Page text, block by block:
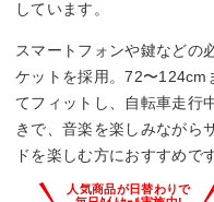
しています。
スマートフォンや鍵などの
ケットを採用。72〜124cm
てフィットし、自転車走行
きで、音楽を楽しみながら
ドを楽しむ方におすすめです